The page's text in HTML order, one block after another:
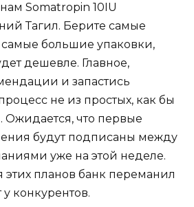
Somatropin 10IU
Тагил. Берите самые
большие упаковки,
дешевле. Главное,
и запастись
не из простых, как бы
Ожидается, что первые
будут подписаны между
уже на этой неделе.
планов банк переманил
конкурентов.